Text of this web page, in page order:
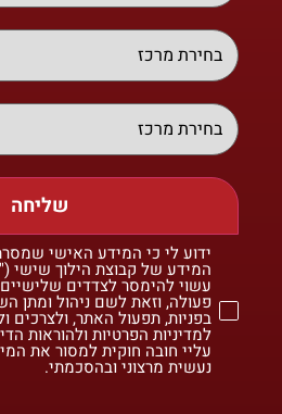
שליחה
ידוע לי כי המידע האישי
המידע של קבוצת הילוך שישי
עשוי להימסר לצדדים
פעולה, וזאת לשם ניהול ומתן
בפניות, תפעול האתר, ולצרכים
למדיניות הפרטיות ולהוראות
עליי חובה חוקית למסור את
נעשית מרצוני ובהסכמתי.